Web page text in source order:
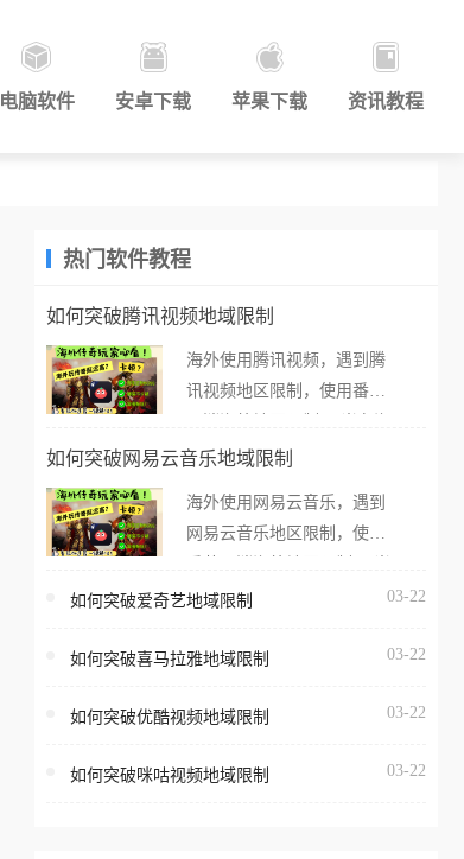
电脑软件 安卓下载 苹果下载 资讯教程
热门软件教程
如何突破腾讯视频地域限制
海外使用腾讯视频，遇到腾
讯视频地区限制，使用番茄
外打开腾讯视频，却突然弹
地区无法播放”的提示语。
海外用户如香港、澳门、台
亚、欧洲等国家和地区时，
台一样，出现地区及版权限
地区播放。 遇到这个问题的
如何突破网易云音乐地域限制
海外使用网易云音乐，遇到
网易云音乐地区限制，使用
在海外打开网易云音乐，却
所在的地区无法播放”的提示
门、台湾、美国、加拿大、
区时，网易云音乐也会像其
如何突破爱奇艺地域限制 03-22
如何突破喜马拉雅地域限制 03-22
如何突破优酷视频地域限制 03-22
如何突破咪咕视频地域限制 03-22